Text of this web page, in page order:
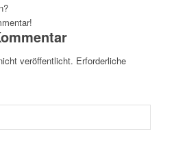
veröffentlicht. Erforderliche